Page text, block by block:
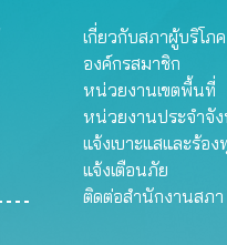
เกี่ยวกับสภาผู้บริโภค
องค์กรสมาชิก
หน่วยงานเขตพื้นที่
หน่วยงานประจำจั
แจ้งเบาะแสและร้อง
แจ้งเตือนภัย
ติดต่อสำนักงานสภา